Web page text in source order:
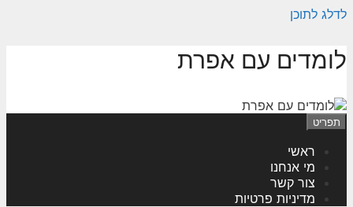
לדלג לתוכן
לומדים עם אפרת
תפריט
ראשי
מי אנחנו
צור קשר
מדיניות פרטיות